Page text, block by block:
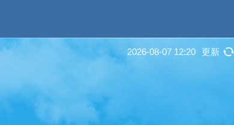
2026-08-07 12:20 更新